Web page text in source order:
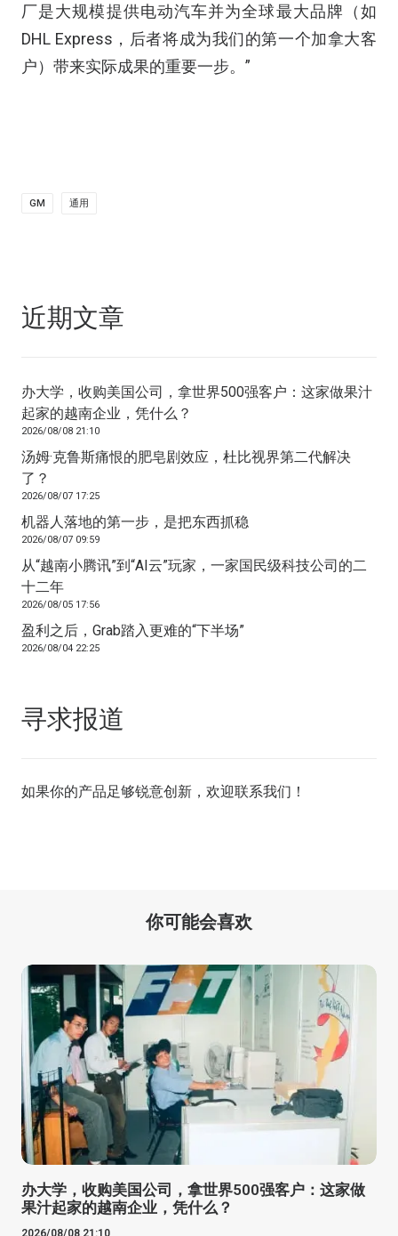
厂是大规模提供电动汽车并为全球最大品牌（如
DHL Express，后者将成为我们的第一个加拿大客
户）带来实际成果的重要一步。”
GM 通用
近期文章
办大学，收购美国公司，拿世界500强客户：这家做果汁
起家的越南企业，凭什么？
2026/08/08 21:10
汤姆·克鲁斯痛恨的肥皂剧效应，杜比视界第二代解决
了？
2026/08/07 17:25
机器人落地的第一步，是把东西抓稳
2026/08/07 09:59
从“越南小腾讯”到“AI云”玩家，一家国民级科技公司的二
十二年
2026/08/05 17:56
盈利之后，Grab踏入更难的“下半场”
2026/08/04 22:25
寻求报道
如果你的产品足够锐意创新，欢迎联系我们 ！
你可能会喜欢
办大学，收购美国公司，拿世界500强客户：这家做
果汁起家的越南企业，凭什么？
2026/08/08 21:10